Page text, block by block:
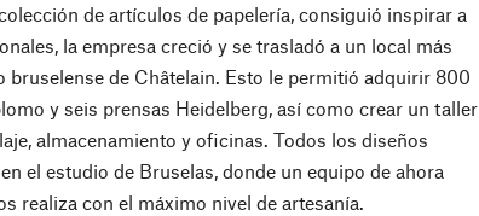
de artículos de papelería, consiguió inspirar a
la empresa creció y se trasladó a un local más
bruselense de Châtelain. Esto le permitió adquirir 800
y seis prensas Heidelberg, así como crear un taller
almacenamiento y oficinas. Todos los diseños
el estudio de Bruselas, donde un equipo de ahora
realiza con el máximo nivel de artesanía.